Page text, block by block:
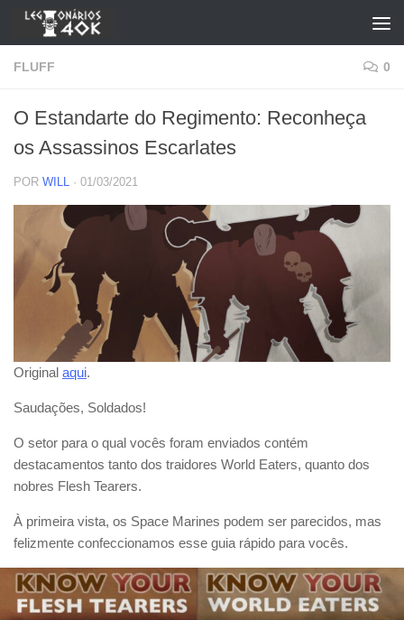
Skip to content
FLUFF 0
O Estandarte do Regimento: Reconheça
os Assassinos Escarlates
POR WILL · 01/03/2021
Original aqui.
Saudações, Soldados!
O setor para o qual vocês foram enviados contém
destacamentos tanto dos traidores World Eaters, quanto dos
nobres Flesh Tearers.
À primeira vista, os Space Marines podem ser parecidos, mas
felizmente confeccionamos esse guia rápido para vocês.